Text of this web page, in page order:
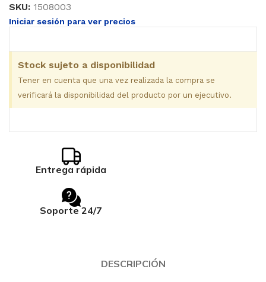
SKU: 1508003
Iniciar sesión para ver precios
Stock sujeto a disponibilidad
Tener en cuenta que una vez realizada la compra se
verificará la disponibilidad del producto por un ejecutivo.
Entrega rápida
Soporte 24/7
DESCRIPCIÓN